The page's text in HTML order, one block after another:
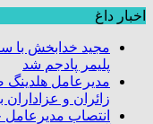
اخبار داغ
مجید خدابخش با
پلیمر پادجم شد
مدیرعامل
زائران و عزاداران
انتصاب